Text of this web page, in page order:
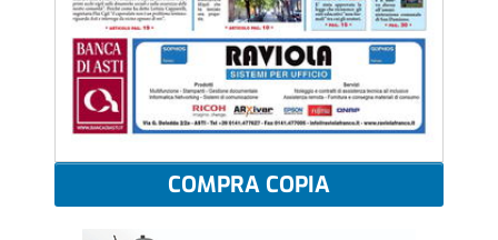
COMPRA COPIA